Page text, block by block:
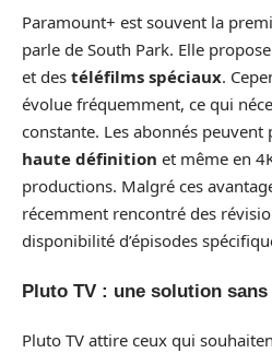
Paramount+ est souvent la
parle de South Park. Elle
et des téléfilms spéciaux.
évolue fréquemment, ce qui
constante. Les abonnés
haute définition et même en
productions. Malgré ces
récemment rencontré des
disponibilité d’épisodes
Pluto TV : une solution
Pluto TV attire ceux qui